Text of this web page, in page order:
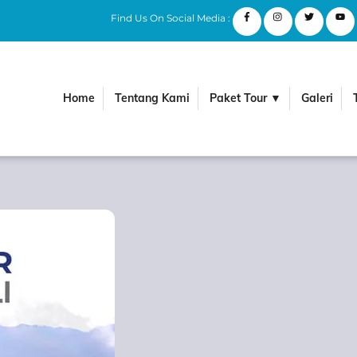
Find Us On Social Media :
Home Tentang Kami Paket Tour ▼ Galeri